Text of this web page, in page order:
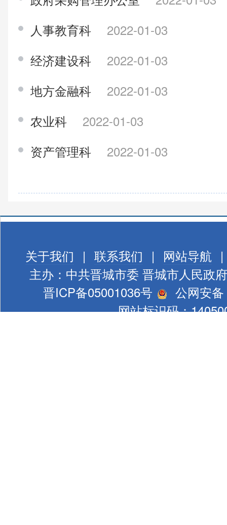
人事教育科
2022-01-03
经济建设科
2022-01-03
地方金融科
2022-01-03
农业科
2022-01-03
资产管理科
2022-01-03
关于我们 | 联系我们 | 网站导航 |
主办：中共晋城市委 晋城市人民政府
晋ICP备05001036号
公网安
网站标识码：